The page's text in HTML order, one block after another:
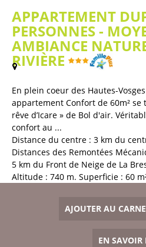
APPARTEMENT
PERSONNES -
AMBIANCE
RIVIÈRE
Plan / Carte)
En plein coeur des Hautes-
appartement Confort de 60m² se
rêve d’Icare » de Bol d'air.
confort au ...
Distance du centre : 3 km du
Distances des Remontées
5 km du Front de Neige de La
Altitude : 740 m Superficie : 60
AJOUTER AU
EN SAVOIR